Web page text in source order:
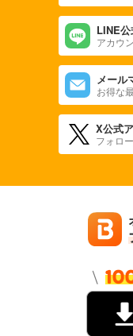
LINE
アカウ
メール
お得な
X公式
フォロ